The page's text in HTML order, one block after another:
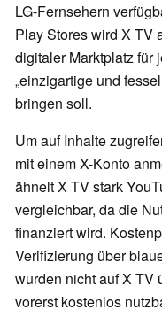
LG-Fernsehern
Play Stores wird X TV
digitaler Marktplatz für
„einzigartige und
bringen soll.
Um auf Inhalte
mit einem X-Konto
ähnelt X TV stark
vergleichbar, da die
finanziert wird.
Verifizierung über
wurden nicht auf X TV
vorerst kostenlos